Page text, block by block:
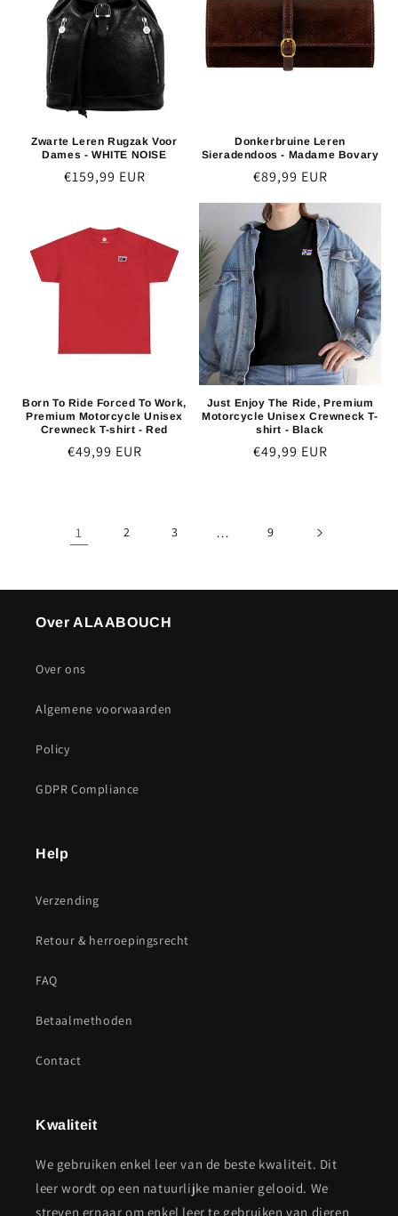
Zwarte Leren Rugzak Voor
Dames - WHITE NOISE
Normaler
€159,99 EUR
Donkerbruine Leren
Sieradendoos - Madame Bovary
Normaler
€89,99 EUR
Born To Ride Forced To Work,
Premium Motorcycle Unisex
Crewneck T-shirt - Red
Normaler
€49,99 EUR
Just Enjoy The Ride, Premium
Motorcycle Unisex Crewneck T-
shirt - Black
Normaler
€49,99 EUR
1 2 3 … 9
Over ALAABOUCH
Over ons
Algemene voorwaarden
Policy
GDPR Compliance
Help
Verzending
Retour & herroepingsrecht
FAQ
Betaalmethoden
Contact
Kwaliteit
We gebruiken enkel leer van de beste kwaliteit. Dit
leer wordt op een natuurlijke manier gelooid. We
streven ernaar om enkel leer te gebruiken van dieren